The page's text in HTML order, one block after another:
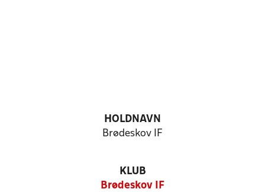
HOLDNAVN
Brødeskov IF
KLUB
Brødeskov IF